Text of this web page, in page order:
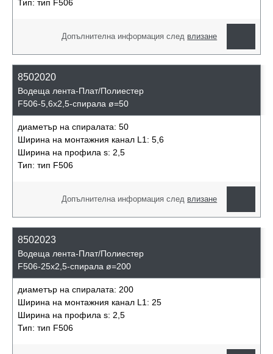
Тип: тип F506
Допълнителна информация след влизане
8502020
Водеща лента-Плат/Полиестер
F506-5,6x2,5-спирала ø=50
диаметър на спиралата: 50
Ширина на монтажния канал L1: 5,6
Ширина на профила s: 2,5
Тип: тип F506
Допълнителна информация след влизане
8502023
Водеща лента-Плат/Полиестер
F506-25x2,5-спирала ø=200
диаметър на спиралата: 200
Ширина на монтажния канал L1: 25
Ширина на профила s: 2,5
Тип: тип F506